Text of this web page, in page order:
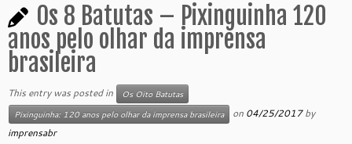
Os 8 Batutas – Pixinguinha 120
anos pelo olhar da imprensa
brasileira
This entry was posted in
Os Oito Batutas
Pixinguinha: 120 anos pelo olhar da imprensa brasileira
on 04/25/2017 by
imprensabr